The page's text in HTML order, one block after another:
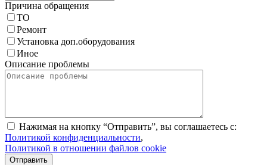
Причина обращения
ТО
Ремонт
Установка доп.оборудования
Иное
Описание проблемы
Нажимая на кнопку “Отправить”, вы соглашаетесь с:
Политикой конфиденциальности,
Политикой в отношении файлов cookie
Отправить